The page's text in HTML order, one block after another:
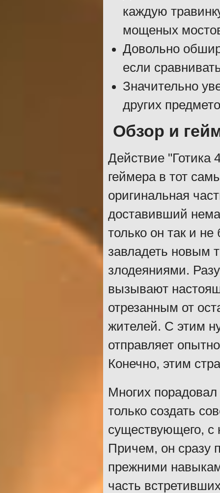
каждую
мощеных
Довольно
если
Значительно
других
Обзор и
Действие "Готика
геймера в тот
оригинальная
доставивший
только он так и
завладеть новым
злодеяниями.
вызывают
отрезанным от
жителей. С этим
отправляет
Конечно, этим
Многих порадовал
только создать
существующего, с
Причем, он сразу
прежними
часть